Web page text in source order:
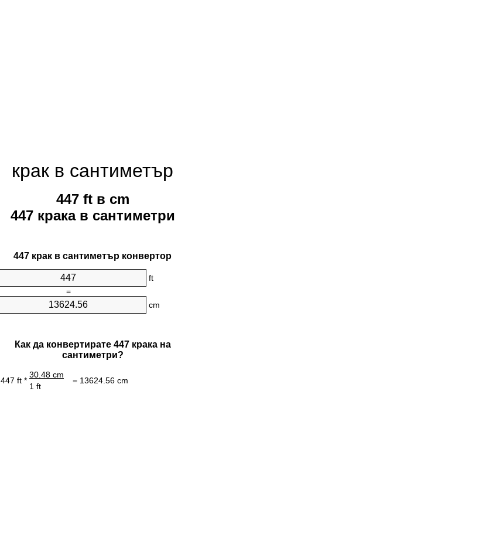
крак в сантиметър
447 ft в cm
447 крака в сантиметри
447 крак в сантиметър конвертор
ft
=
cm
Как да конвертирате 447 крака на
сантиметри?
447 ft *
30.48 cm
= 13624.56 cm
1 ft